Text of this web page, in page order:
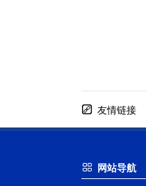
友情链接
网站导航